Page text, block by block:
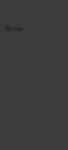
Окна: